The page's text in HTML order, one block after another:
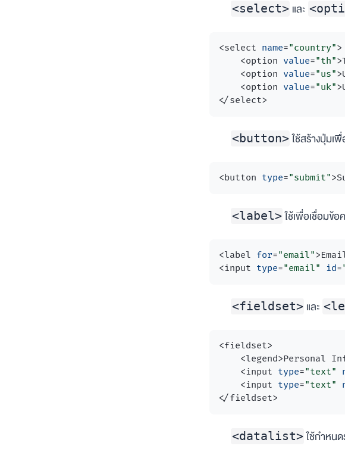
<select> และ
<select name="country">
<option value="th">
<option value="us">
<option value="uk">
</select>
<button>ใช้สร้างปุ่มเ
<button type="submit">
<label>ใช้เพื่อเชื่อมข้
<label for="email">
<input type="email" id=
<fieldset> และ
<fieldset>
<legend>Personal
<input type="text"
<input type="text"
</fieldset>
<datalist>ใช้กำหน